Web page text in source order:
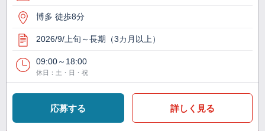
博多 徒歩8分
2026/9/上旬～長期（3カ月以上）
09:00～18:00
休日：土・日・祝
応募する 詳しく見る